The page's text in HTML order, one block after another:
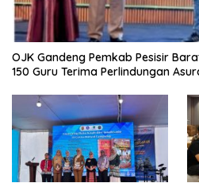
OJK Gandeng Pemkab Pesisir
150 Guru Terima Perlindungan